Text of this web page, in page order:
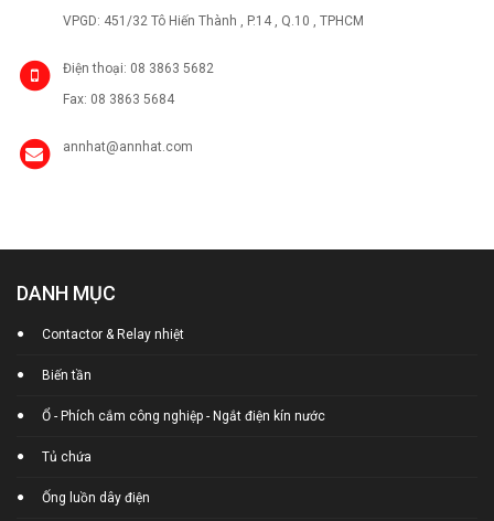
VPGD: 451/32 Tô Hiến Thành , P.14 , Q.10 , TPHCM
Điện thoại: 08 3863 5682
Fax: 08 3863 5684
annhat@annhat.com
DANH MỤC
Contactor & Relay nhiệt
Biến tần
Ổ - Phích cắm công nghiệp - Ngắt điện kín nước
Tủ chứa
Ống luồn dây điện